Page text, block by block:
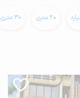
20 متری 30 متری